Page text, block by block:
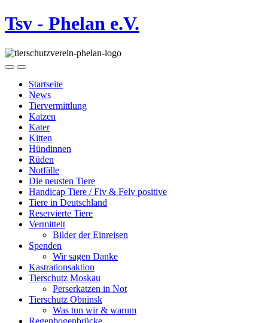
Tsv - Phelan e.V.
Startseite
News
Tiervermittlung
Katzen
Kater
Kitten
Hündinnen
Rüden
Notfälle
Die neusten Tiere
Handicap Tiere / Fiv & Felv positive
Tiere in Deutschland
Reservierte Tiere
Vermittelt
Bilder der Einreisen
Spenden
Wir sagen Danke
Kastrationsaktion
Tierschutz Moskau
Perserkatzen in Not
Tierschutz Obninsk
Was tun wir & warum
Regenbogenbrücke